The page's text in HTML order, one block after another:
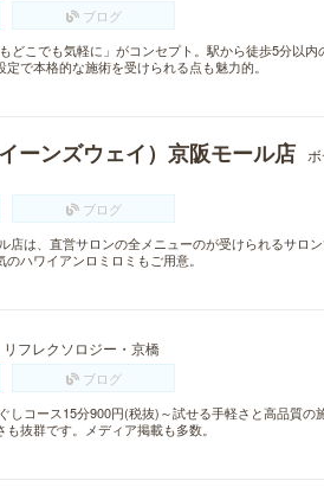
ブログ
どこでも気軽に」がコンセプト。駅から徒歩5分以
で本格的な施術を受けられる点も魅力的。
ーンズウェイ）京阪モール店
ブログ
店は、直営サロンの全メニューのが受けられるサロ
ハワイアンロミロミもご用意。
リフレクソロジー・京橋
ブログ
しコース15分900円(税抜)～試せる手軽さと高品質
抜群です。メディア掲載も多数。